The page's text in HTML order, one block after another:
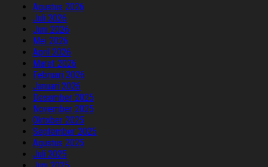
Agustus 2026
Juli 2026
Juni 2026
Mei 2026
April 2026
Maret 2026
Februari 2026
Januari 2026
Desember 2025
November 2025
Oktober 2025
September 2025
Agustus 2025
Juli 2025